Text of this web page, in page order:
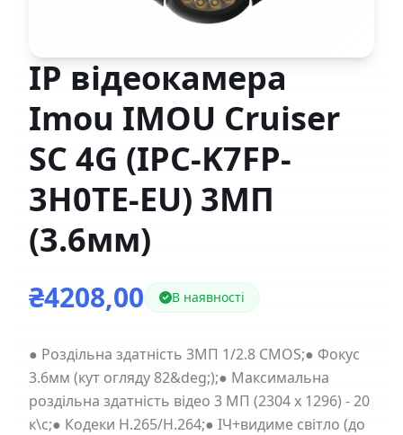
IP відеокамера
Imou IMOU Cruiser
SC 4G (IPC-K7FP-
3H0TE-EU) 3МП
(3.6мм)
₴4208,00 В наявності
● Роздільна здатність 3МП 1/2.8 CMOS;● Фокус
3.6мм (кут огляду 82&deg;);● Максимальна
роздільна здатність відео 3 МП (2304 х 1296) - 20
к\с;● Кодеки H.265/H.264;● ІЧ+видиме світло (до